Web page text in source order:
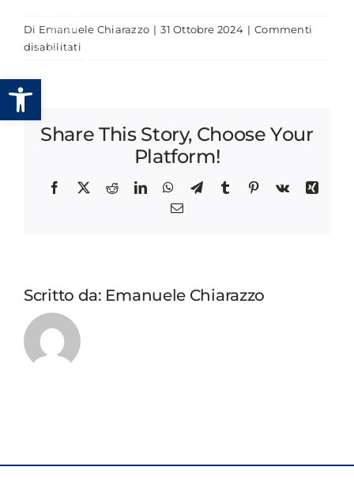
Apri la barra degli strumenti
contenuto
Di Emanuele Chiarazzo | 31 Ottobre 2024 | Commenti
disabilitatisu
INTEGRARE
NELLA
Share This Story, Choose Your
Platform!
Facebook
X RedditLinkedInWhatsApp
TelegramTumblr Pinterest
Vk Xing
Email
Scritto da: Emanuele Chiarazzo